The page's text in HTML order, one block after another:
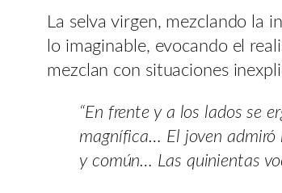
La selva virgen, mezclando la
lo imaginable, evocando el
mezclan con situaciones
“En frente y a los lados se
magnífica… El joven admiró
y común… Las quinientas